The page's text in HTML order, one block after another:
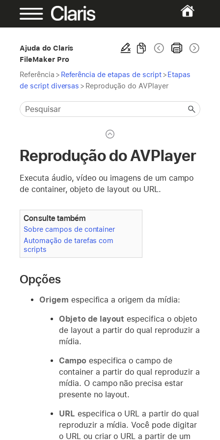
Ajuda do Claris
FileMaker Pro
Referência > Referência de etapas de script >Etapas
de script diversas > Reprodução do AVPlayer
Reprodução do AVPlayer
Executa áudio, vídeo ou imagens de um campo
de container, objeto de layout ou URL.
Consulte também
Sobre campos de container
Automação de tarefas com
scripts
Opções
Origem especifica a origem da mídia:
Objeto de layout especifica o objeto
de layout a partir do qual reproduzir a
mídia.
Campoespecifica o campo de
container a partir do qual reproduzir a
mídia. O campo não precisa estar
presente no layout.
URL especifica o URL a partir do qual
reproduzir a mídia. Você pode digitar
o URL ou criar o URL a partir de um